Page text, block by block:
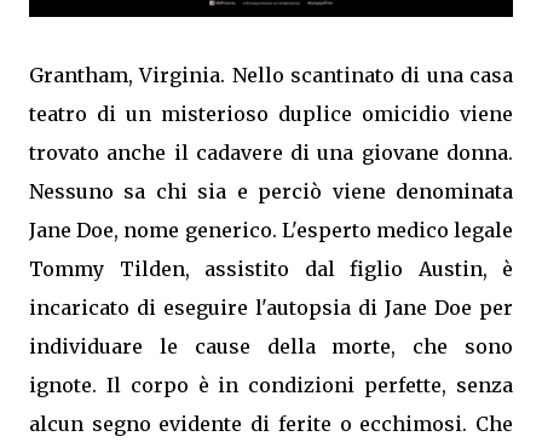
Grantham, Virginia. Nello scantinato di una casa
teatro di un misterioso duplice omicidio viene
trovato anche il cadavere di una giovane donna.
Nessuno sa chi sia e perciò viene denominata
Jane Doe, nome generico. L'esperto medico legale
Tommy Tilden, assistito dal figlio Austin, è
incaricato di eseguire l'autopsia di Jane Doe per
individuare le cause della morte, che sono
ignote. Il corpo è in condizioni perfette, senza
alcun segno evidente di ferite o ecchimosi. Che